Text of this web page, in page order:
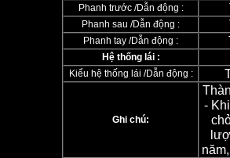
Phanh trước /Dẫn động :
Phanh sau /Dẫn động :
Phanh tay /Dẫn động :
Hệ thống lái :
Kiểu hệ thống lái /Dẫn động :
Ghi chú:
-